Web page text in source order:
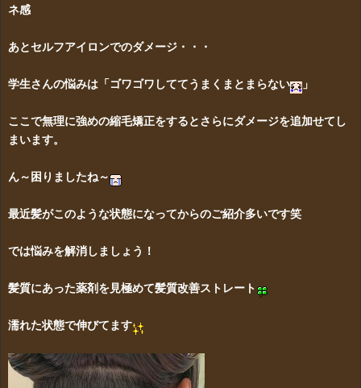
ネ感
あとセルフアイロンでのダメージ・・・
学生さんの悩みは「ゴワゴワしててうまくまとまらない 」
ここで無理に強めの縮毛矯正をするとさらにダメージを追加せてし
まいます。
ん～困りましたね～
最近髪がこのような状態になってからのご紹介多いです笑
では悩みを解消しましょう！
髪質にあった薬剤を見極めて髪質改善ストレート
濡れた状態で伸びてます